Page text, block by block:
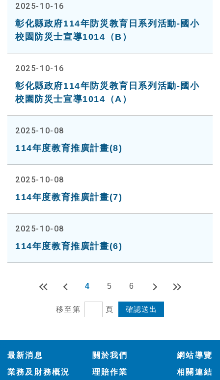
2025-10-16
彰化縣政府114年防災教育日系列活動-國小
校園防災士宣導1014（B）
2025-10-16
彰化縣政府114年防災教育日系列活動-國小
校園防災士宣導1014（A）
2025-10-08
114年度教育推廣計畫(8)
2025-10-08
114年度教育推廣計畫(7)
2025-10-08
114年度教育推廣計畫(6)
4 5 6
移至第 頁
最新消息
關於我們
業務及財務概況
理賠作業
網站導覽
相關連結